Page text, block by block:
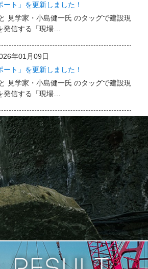
ート」を更新しました！
見学家・小島健一氏 のタッグで建設現
発信する「現場…
年01月09日
ート」を更新しました！
見学家・小島健一氏 のタッグで建設現
発信する「現場…